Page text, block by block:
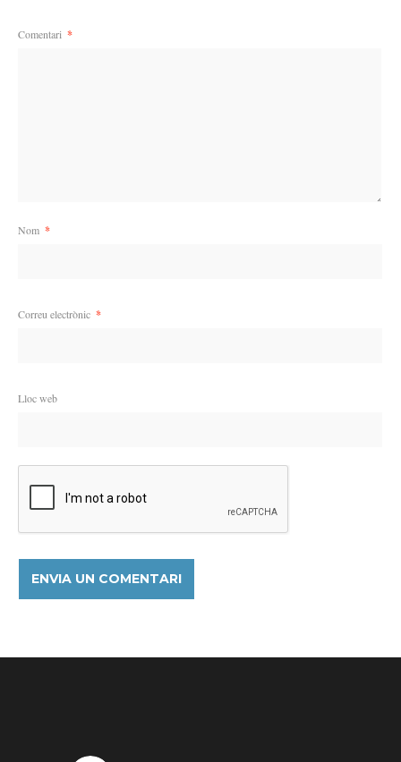
Comentari *
Nom *
Correu electrònic *
Lloc web